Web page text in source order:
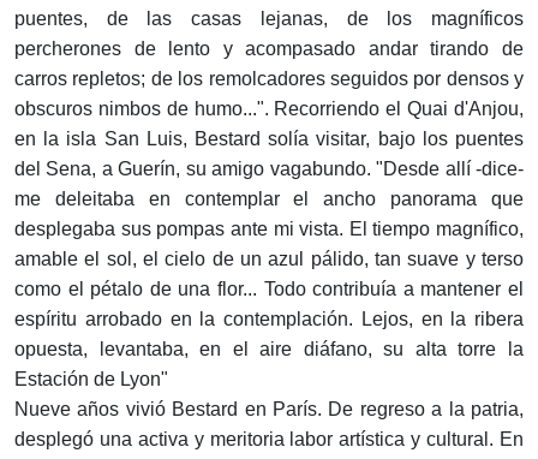
puentes, de las casas lejanas, de los magníficos
percherones de lento y acompasado andar tirando de
carros repletos; de los remolcadores seguidos por densos y
obscuros nimbos de humo...". Recorriendo el Quai d'Anjou,
en la isla San Luis, Bestard solía visitar, bajo los puentes
del Sena, a Guerín, su amigo vagabundo. "Desde allí -dice-
me deleitaba en contemplar el ancho panorama que
desplegaba sus pompas ante mi vista. El tiempo magnífico,
amable el sol, el cielo de un azul pálido, tan suave y terso
como el pétalo de una flor... Todo contribuía a mantener el
espíritu arrobado en la contemplación. Lejos, en la ribera
opuesta, levantaba, en el aire diáfano, su alta torre la
Estación de Lyon"
Nueve años vivió Bestard en París. De regreso a la patria,
desplegó una activa y meritoria labor artística y cultural. En